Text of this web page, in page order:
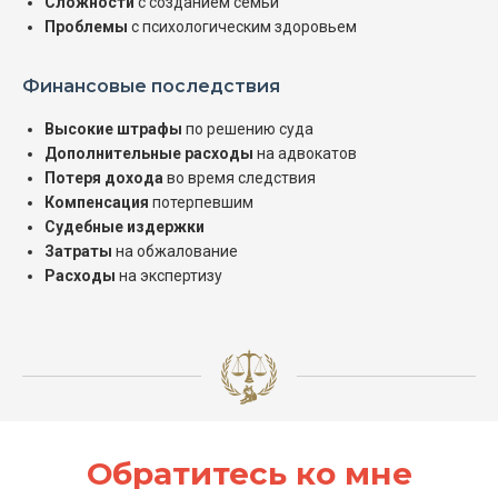
Проблемы с психологическим здоровьем
Финансовые последствия
Высокие штрафы по решению суда
Дополнительные расходы на адвокатов
Потеря дохода во время следствия
Компенсация потерпевшим
Судебные издержки
Затраты на обжалование
Расходы на экспертизу
Обратитесь ко мне